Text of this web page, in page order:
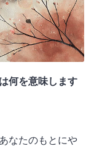
何を意味します
なたのもとにや